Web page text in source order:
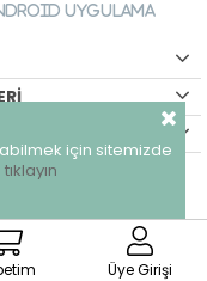
Uygulama
saklıdır.
Üye Girişi
için sitemizde
tıklayın